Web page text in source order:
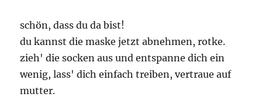
schön, dass du da bist!
du kannst die maske jetzt abnehmen, rotke.
zieh' die socken aus und entspanne dich ein
wenig, lass' dich einfach treiben, vertraue auf
mutter.